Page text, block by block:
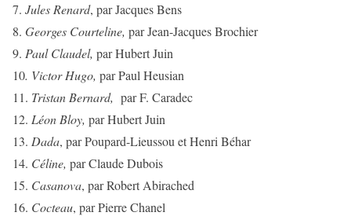
7. Jules Renard, par Jacques Bens
8. Georges Courteline, par Jean-Jacques Brochier
9. Paul Claudel, par Hubert Juin
10. Victor Hugo, par Paul Heusian
11. Tristan Bernard, par F. Caradec
12. Léon Bloy, par Hubert Juin
13. Dada, par Poupard-Lieussou et Henri Béhar
14. Céline, par Claude Dubois
15. Casanova, par Robert Abirached
16. Cocteau, par Pierre Chanel